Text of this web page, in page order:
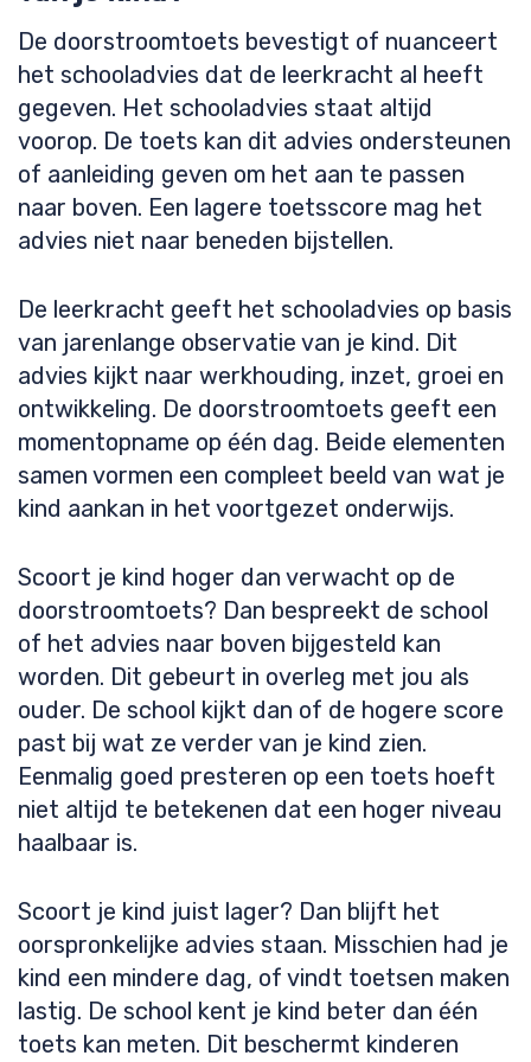
De doorstroomtoets bevestigt of nuanceert
het schooladvies dat de leerkracht al heeft
gegeven. Het schooladvies staat altijd
voorop. De toets kan dit advies ondersteunen
of aanleiding geven om het aan te passen
naar boven. Een lagere toetsscore mag het
advies niet naar beneden bijstellen.
De leerkracht geeft het schooladvies op basis
van jarenlange observatie van je kind. Dit
advies kijkt naar werkhouding, inzet, groei en
ontwikkeling. De doorstroomtoets geeft een
momentopname op één dag. Beide elementen
samen vormen een compleet beeld van wat je
kind aankan in het voortgezet onderwijs.
Scoort je kind hoger dan verwacht op de
doorstroomtoets? Dan bespreekt de school
of het advies naar boven bijgesteld kan
worden. Dit gebeurt in overleg met jou als
ouder. De school kijkt dan of de hogere score
past bij wat ze verder van je kind zien.
Eenmalig goed presteren op een toets hoeft
niet altijd te betekenen dat een hoger niveau
haalbaar is.
Scoort je kind juist lager? Dan blijft het
oorspronkelijke advies staan. Misschien had je
kind een mindere dag, of vindt toetsen maken
lastig. De school kent je kind beter dan één
toets kan meten. Dit beschermt kinderen